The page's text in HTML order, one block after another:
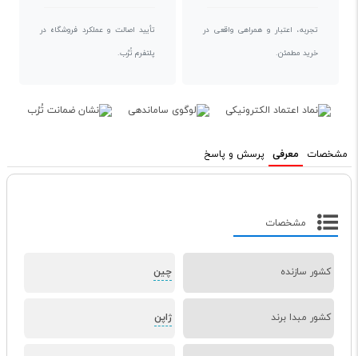
تجربه، اعتبار و همراهی واقعی در
خرید مطمئن.
تأیید اصالت و عملکرد فروشگاه در
پلتفرم تُرُب.
مشخصات معرفی پرسش و پاسخ
مشخصات
کشور سازنده چین
کشور مبدا برند ژاپن